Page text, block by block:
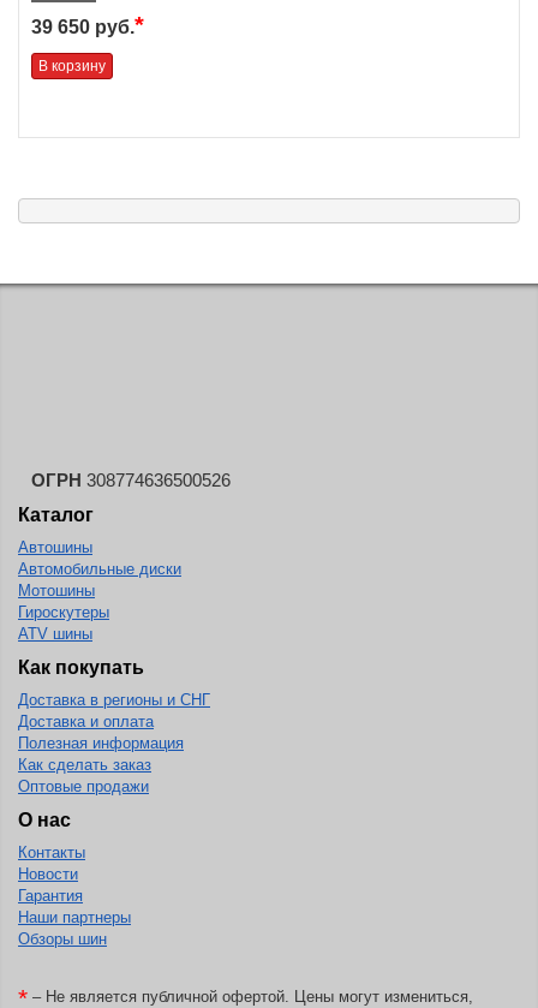
39 650 руб.*
В корзину
ОГРН 308774636500526
Каталог
Автошины
Автомобильные диски
Мотошины
Гироскутеры
ATV шины
Как покупать
Доставка в регионы и СНГ
Доставка и оплата
Полезная информация
Как сделать заказ
Оптовые продажи
О нас
Контакты
Новости
Гарантия
Наши партнеры
Обзоры шин
* – Не является публичной офертой. Цены могут измениться,